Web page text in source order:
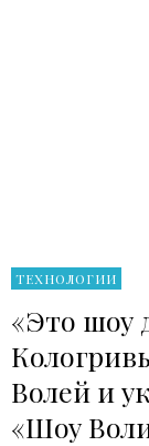
ТЕХНОЛОГИИ
«Это шоу
Волей и
«Шоу